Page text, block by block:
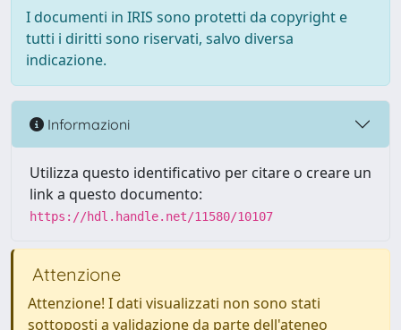
I documenti in IRIS sono protetti da copyright e
tutti i diritti sono riservati, salvo diversa
indicazione.
Informazioni
Utilizza questo identificativo per citare o creare un
link a questo documento:
https://hdl.handle.net/11580/10107
Attenzione
Attenzione! I dati visualizzati non sono stati
sottoposti a validazione da parte dell'ateneo